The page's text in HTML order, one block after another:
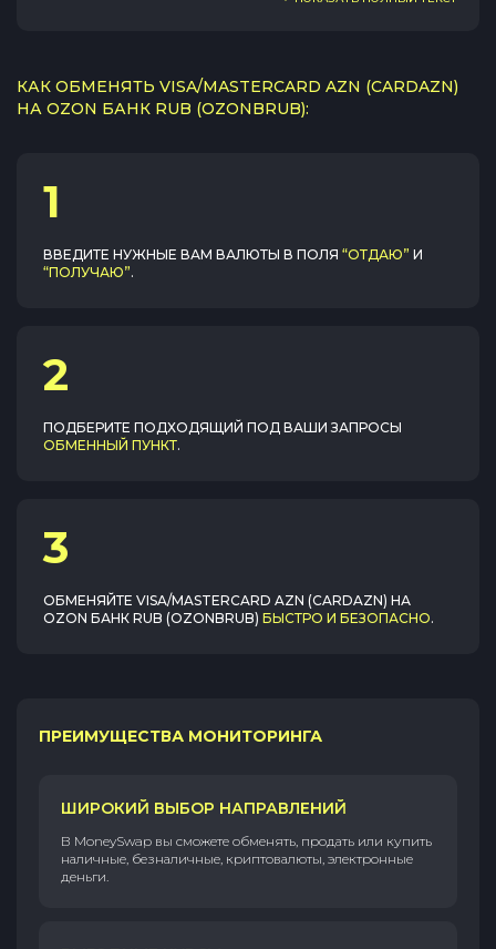
КАК ОБМЕНЯТЬ VISA/MASTERCARD AZN (CARDAZN)
НА OZON БАНК RUB (OZONBRUB):
1
ВВЕДИТЕ НУЖНЫЕ ВАМ ВАЛЮТЫ В ПОЛЯ “ОТДАЮ” И
“ПОЛУЧАЮ”.
2
ПОДБЕРИТЕ ПОДХОДЯЩИЙ ПОД ВАШИ ЗАПРОСЫ
ОБМЕННЫЙ ПУНКТ.
3
ОБМЕНЯЙТЕ VISA/MASTERCARD AZN (CARDAZN) НА
OZON БАНК RUB (OZONBRUB) БЫСТРО И БЕЗОПАСНО.
ПРЕИМУЩЕСТВА МОНИТОРИНГА
ШИРОКИЙ ВЫБОР НАПРАВЛЕНИЙ
В MoneySwap вы сможете обменять, продать или купить
наличные, безналичные, криптовалюты, электронные
деньги.